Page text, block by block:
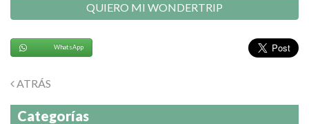
QUIERO MI WONDERTRIP
WhatsApp
ATRÁS
Categorías